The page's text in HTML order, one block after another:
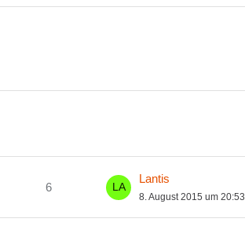
6
Lantis
8. August 2015 um 20:53